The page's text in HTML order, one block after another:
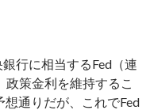
行に相当するFed（連
策金利を維持するこ
通りだが、これでFed